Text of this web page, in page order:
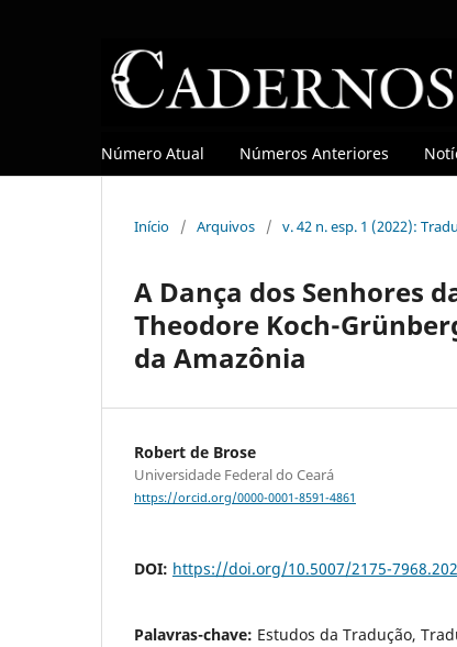
Número Atual Números Anteriores
Início / Arquivos / v. 42 n. esp. 1 (2022):
A Dança dos Senhores
Theodore Koch-
da Amazônia
Robert de Brose
Universidade Federal do Ceará
https://orcid.org/0000-0001-8591-4861
DOI: https://doi.org/10.5007/2175-
Palavras-chave: Estudos da Tradução,